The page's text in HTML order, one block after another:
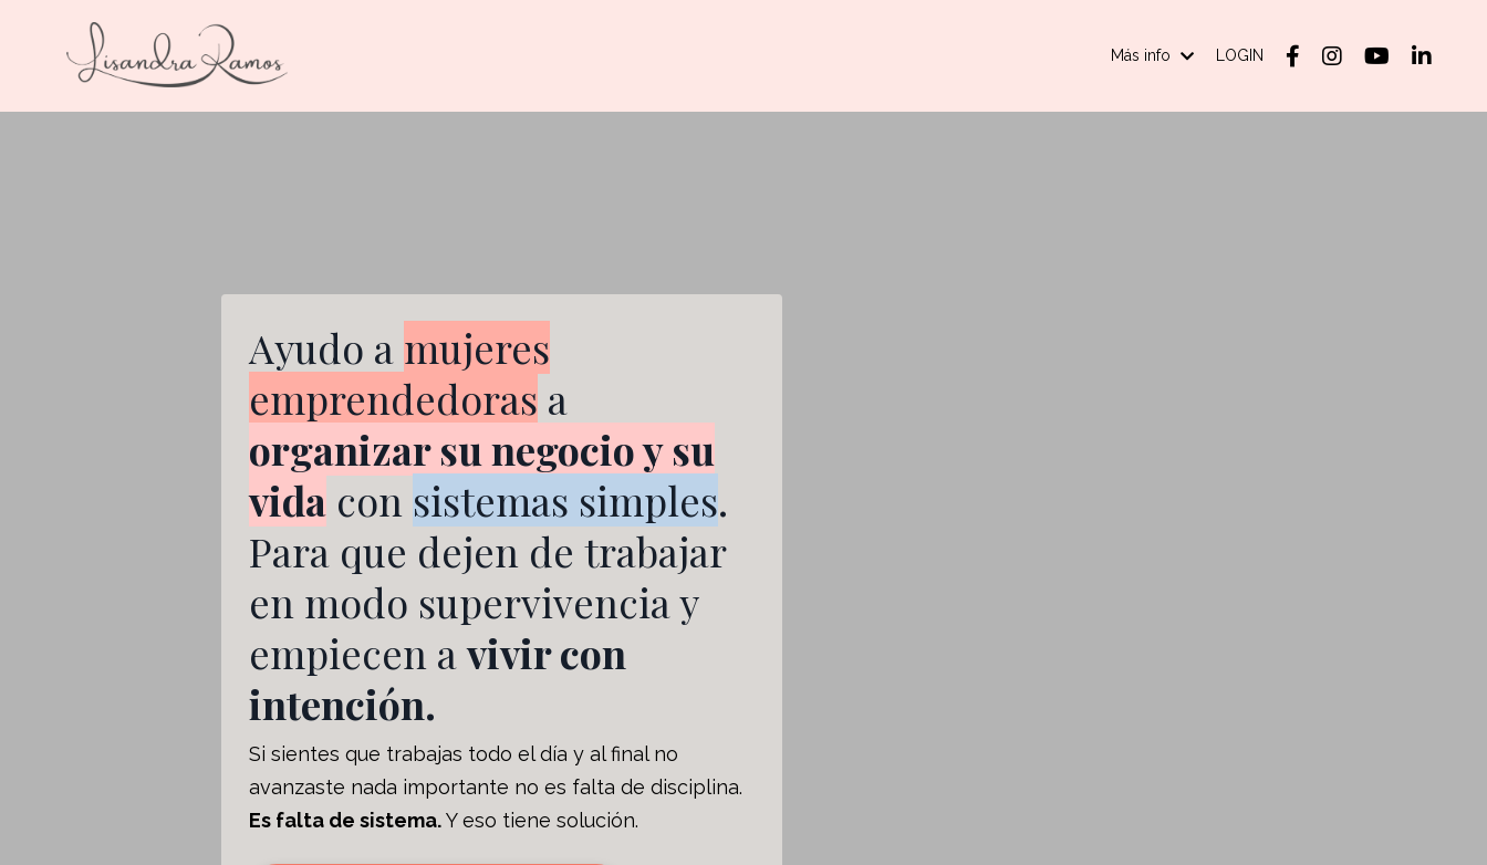
Más info LOGIN
Ayudo a mujeres
emprendedoras a
organizar su negocio y su
vidacon sistemas simples.
Para que dejen de trabajar
en modo supervivencia y
empiecen avivir con
intención.
Si sientes que trabajas todo el día y al final no
avanzaste nada importante no es falta de disciplina.
Es falta de sistema.Y eso tiene solución.